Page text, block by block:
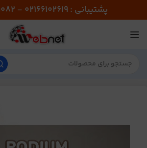
پشتیبانی : 02166102619 - 09366119082